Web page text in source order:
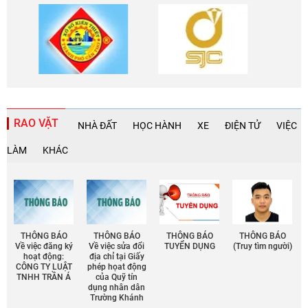
RAO VẶT NHÀ ĐẤT HỌC HÀNH XE ĐIỆN TỬ VIỆC
LÀM KHÁC
THÔNG BÁO
Về việc đăng ký
hoạt động:
CÔNG TY LUẬT
TNHH TRẦN Á
THÔNG BÁO
Về việc sửa đổi
địa chỉ tại Giấy
phép họat động
của Quỹ tín
dụng nhân dân
Trường Khánh
THÔNG BÁO
TUYỂN DỤNG
THÔNG BÁO
(Truy tìm người)